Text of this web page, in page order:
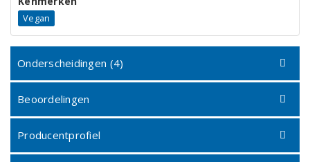
Vegan
Onderscheidingen (4)
Beoordelingen
Producentprofiel